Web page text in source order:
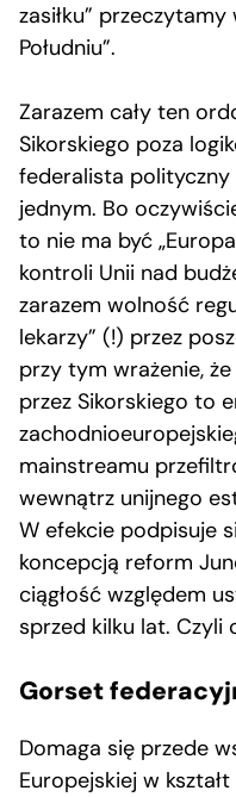
zasiłku”
Południu”.
Zarazem cały ten
Sikorskiego poza
federalista polityczny
jednym. Bo
to nie ma być
kontroli Unii nad
zarazem wolność
lekarzy” (!) przez
przy tym wrażenie,
przez Sikorskiego to
mainstreamu
wewnątrz unijnego
W efekcie podpisuje
koncepcją reform
ciągłość względem
sprzed kilku lat. Czyli
Gorset
Domaga się przede
Europejskiej w